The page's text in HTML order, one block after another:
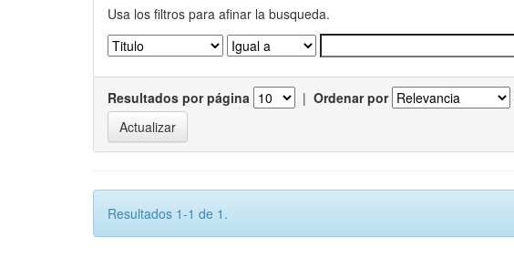
Usa los filtros para afinar la busqueda.
Resultados por página | Ordenar por
Resultados 1-1 de 1.